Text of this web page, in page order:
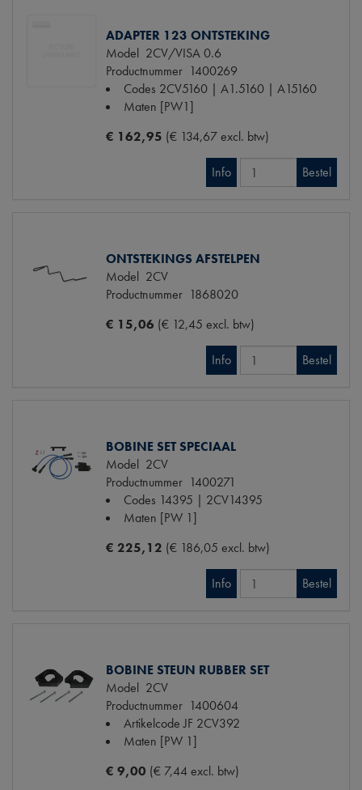
ADAPTER 123 ONTSTEKING
Model 2CV/VISA 0.6
Productnummer 1400269
Codes 2CV5160 | A1.5160 | A15160
Maten [PW1]
€ 162,95 (€ 134,67 excl. btw)
Info Bestel
ONTSTEKINGS AFSTELPEN
Model 2CV
Productnummer 1868020
€ 15,06 (€ 12,45 excl. btw)
Info Bestel
BOBINE SET SPECIAAL
Model 2CV
Productnummer 1400271
Codes 14395 | 2CV14395
Maten [PW 1]
€ 225,12 (€ 186,05 excl. btw)
Info Bestel
BOBINE STEUN RUBBER SET
Model 2CV
Productnummer 1400604
Artikelcode JF 2CV392
Maten [PW 1]
€ 9,00 (€ 7,44 excl. btw)